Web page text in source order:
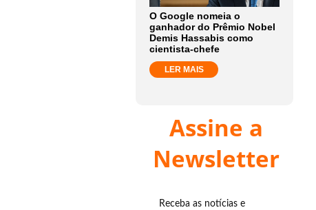
O Google nomeia o
ganhador do Prêmio Nobel
Demis Hassabis como
cientista-chefe
LER MAIS
Assine a
Newsletter
Receba as notícias e